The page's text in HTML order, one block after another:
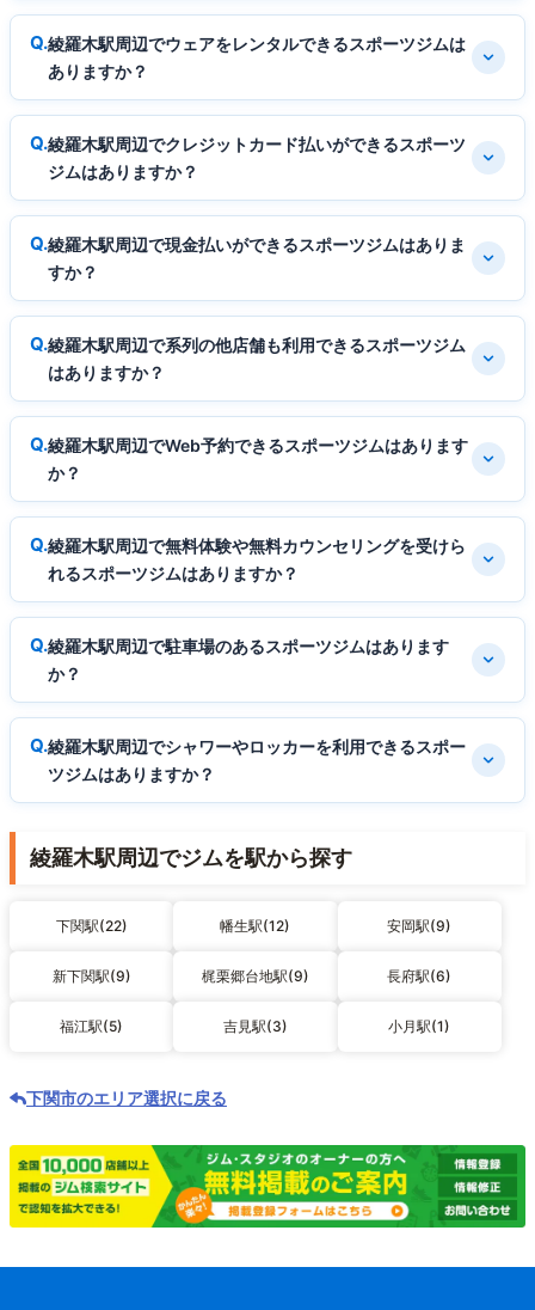
綾羅木駅周辺でウェアをレンタルできるスポーツジムは
ありますか？
綾羅木駅周辺でクレジットカード払いができるスポーツ
ジムはありますか？
綾羅木駅周辺で現金払いができるスポーツジムはありま
すか？
綾羅木駅周辺で系列の他店舗も利用できるスポーツジム
はありますか？
綾羅木駅周辺でWeb予約できるスポーツジムはあります
か？
綾羅木駅周辺で無料体験や無料カウンセリングを受けら
れるスポーツジムはありますか？
綾羅木駅周辺で駐車場のあるスポーツジムはあります
か？
綾羅木駅周辺でシャワーやロッカーを利用できるスポー
ツジムはありますか？
綾羅木駅周辺でジムを駅から探す
下関駅(22) 幡生駅(12) 安岡駅(9)
新下関駅(9) 梶栗郷台地駅(9) 長府駅(6)
福江駅(5) 吉見駅(3) 小月駅(1)
下関市のエリア選択に戻る